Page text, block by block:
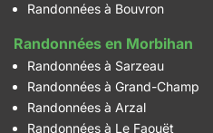
Randonnées à Bouvron
Randonnées en Morbihan
Randonnées à Sarzeau
Randonnées à Grand-Champ
Randonnées à Arzal
Randonnées à Le Faouët